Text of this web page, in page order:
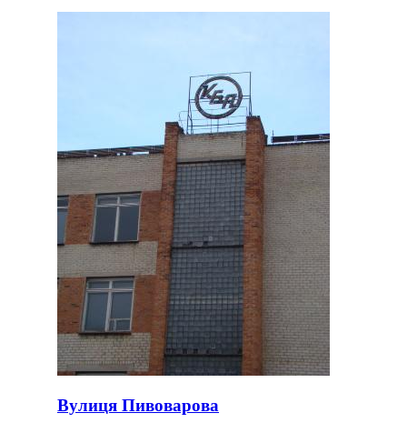
Вулиця Пивоварова